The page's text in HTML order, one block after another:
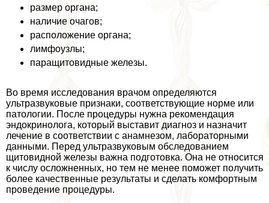
размер органа;
наличие очагов;
расположение органа;
лимфоузлы;
паращитовидные железы.
Во время исследования врачом определяются
ультразвуковые признаки, соответствующие норме или
патологии. После процедуры нужна рекомендация
эндокринолога, который выставит диагноз и назначит
лечение в соответствии с анамнезом, лабораторными
данными. Перед ультразвуковым обследованием
щитовидной железы важна подготовка. Она не относится
к числу осложненных, но тем не менее поможет получить
более качественные результаты и сделать комфортным
проведение процедуры.